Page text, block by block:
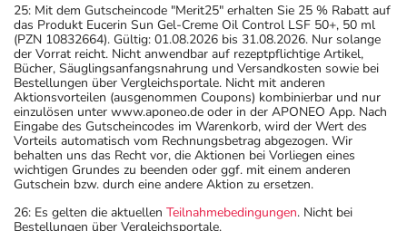
25: Mit dem Gutscheincode "Merit25" erhalten Sie 25 % Rabatt auf
das Produkt Eucerin Sun Gel-Creme Oil Control LSF 50+, 50 ml
(PZN 10832664). Gültig: 01.08.2026 bis 31.08.2026. Nur solange
der Vorrat reicht. Nicht anwendbar auf rezeptpflichtige Artikel,
Bücher, Säuglingsanfangsnahrung und Versandkosten sowie bei
Bestellungen über Vergleichsportale. Nicht mit anderen
Aktionsvorteilen (ausgenommen Coupons) kombinierbar und nur
einzulösen unter www.aponeo.de oder in der APONEO App. Nach
Eingabe des Gutscheincodes im Warenkorb, wird der Wert des
Vorteils automatisch vom Rechnungsbetrag abgezogen. Wir
behalten uns das Recht vor, die Aktionen bei Vorliegen eines
wichtigen Grundes zu beenden oder ggf. mit einem anderen
Gutschein bzw. durch eine andere Aktion zu ersetzen.
26: Es gelten die aktuellen Teilnahmebedingungen. Nicht bei
Bestellungen über Vergleichsportale.